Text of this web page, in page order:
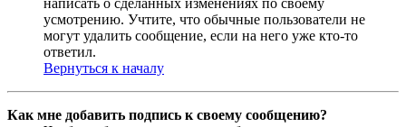
усмотрению. Учтите, что обычные пользователи не
могут удалить сообщение, если на него уже кто-то
ответил.
Вернуться к началу
Как мне добавить подпись к своему сообщению?